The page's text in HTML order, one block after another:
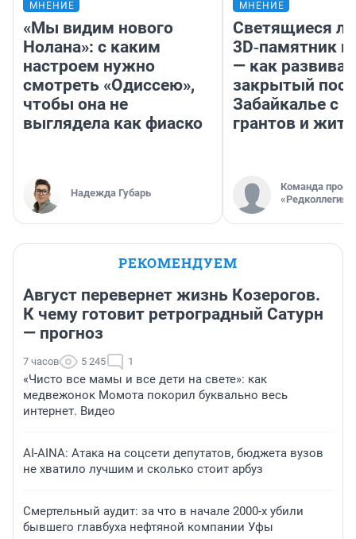
МНЕНИЕ
«Мы видим нового
Нолана»: с каким
настроем нужно
смотреть «Одиссею»,
чтобы она не
выглядела как фиаско
Надежда Губарь
МНЕНИЕ
Светящиеся
3D‑памятник и
— как
закрытый
Забайкалье с
грантов и
Команда
«Редколлегия»
РЕКОМЕНДУЕМ
Август перевернет жизнь Козерогов.
К чему готовит ретроградный Сатурн
— прогноз
7 часов 5 245 1
«Чисто все мамы и все дети на свете»: как
медвежонок Момота покорил буквально весь
интернет. Видео
AI-AINA: Атака на соцсети депутатов, бюджета вузов
не хватило лучшим и сколько стоит арбуз
Смертельный аудит: за что в начале 2000-х убили
бывшего главбуха нефтяной компании Уфы